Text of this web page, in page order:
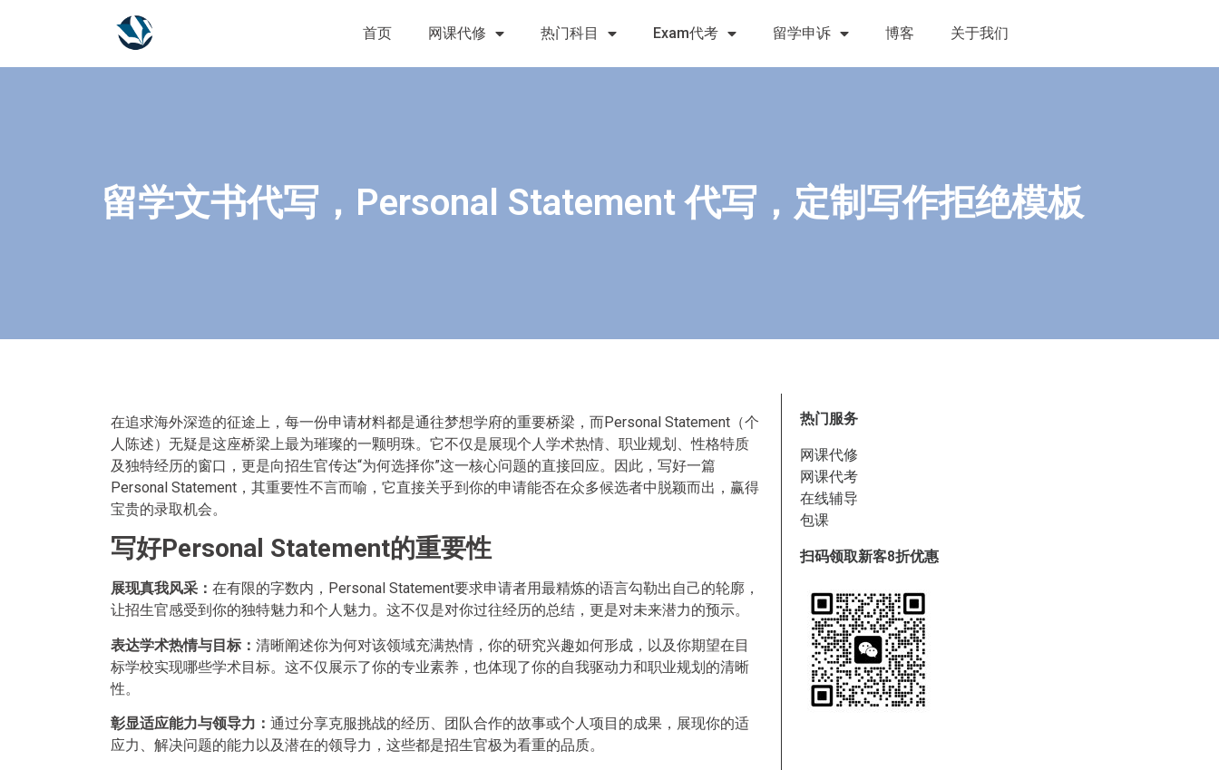
首页 网课代修 热门科目 Exam代考 留学申诉 博客 关于我们
留学文书代写，Personal Statement 代写，定制写作拒绝模板
在追求海外深造的征途上，每一份申请材料都是通往梦想学府的重要桥梁，而Personal Statement（个
人陈述）无疑是这座桥梁上最为璀璨的一颗明珠。它不仅是展现个人学术热情、职业规划、性格特质
及独特经历的窗口，更是向招生官传达“为何选择你”这一核心问题的直接回应。因此，写好一篇
Personal Statement，其重要性不言而喻，它直接关乎到你的申请能否在众多候选者中脱颖而出，赢得
宝贵的录取机会。
写好Personal Statement的重要性
展现真我风采： 在有限的字数内，Personal Statement要求申请者用最精炼的语言勾勒出自己的轮廓，
让招生官感受到你的独特魅力和个人魅力。这不仅是对你过往经历的总结，更是对未来潜力的预示。
表达学术热情与目标： 清晰阐述你为何对该领域充满热情，你的研究兴趣如何形成，以及你期望在目
标学校实现哪些学术目标。这不仅展示了你的专业素养，也体现了你的自我驱动力和职业规划的清晰
性。
彰显适应能力与领导力： 通过分享克服挑战的经历、团队合作的故事或个人项目的成果，展现你的适
应力、解决问题的能力以及潜在的领导力，这些都是招生官极为看重的品质。
热门服务
网课代修
网课代考
在线辅导
包课
扫码领取新客8折优惠